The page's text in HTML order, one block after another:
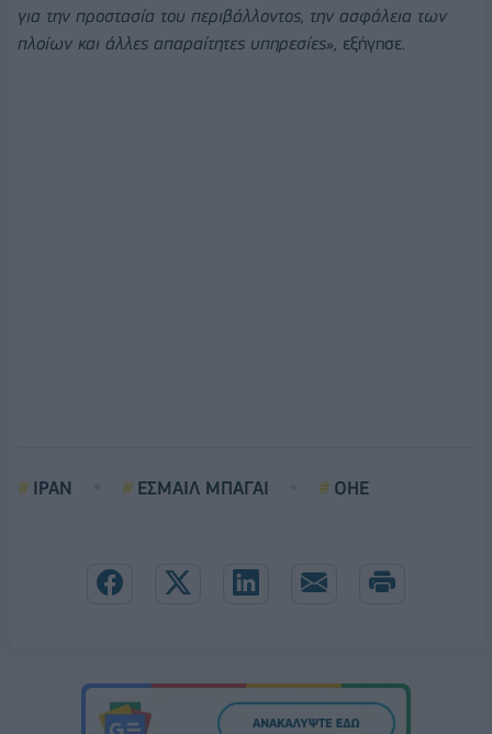
για την προστασία του περιβάλλοντος, την ασφάλεια των
πλοίων και άλλες απαραίτητες υπηρεσίες», εξήγησε.
ΙΡΑΝ ΕΣΜΑΙΛ ΜΠΑΓΑΙ ΟΗΕ